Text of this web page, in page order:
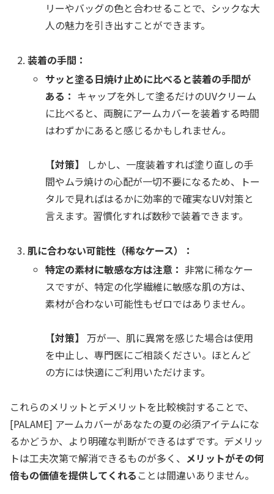
リーやバッグの色と合わせることで、シックな大
人の魅力を引き出すことができます。
装着の手間：
サッと塗る日焼け止めに比べると装着の手間が
ある： キャップを外して塗るだけのUVクリーム
に比べると、両腕にアームカバーを装着する時間
はわずかにあると感じるかもしれません。
【対策】
しかし、一度装着すれば塗り直しの手
間やムラ焼けの心配が一切不要になるため、トー
タルで見ればはるかに効率的で確実なUV対策と
言えます。習慣化すれば数秒で装着できます。
肌に合わない可能性（稀なケース）：
特定の素材に敏感な方は注意： 非常に稀なケー
スですが、特定の化学繊維に敏感な肌の方は、
素材が合わない可能性もゼロではありません。
【対策】 万が一、肌に異常を感じた場合は使用
を中止し、専門医にご相談ください。ほとんど
の方には快適にご利用いただけます。
これらのメリットとデメリットを比較検討することで、
[PALAME] アームカバーがあなたの夏の必須アイテムにな
るかどうか、より明確な判断ができるはずです。デメリッ
トは工夫次第で解消できるものが多く、 メリットがその何
倍もの価値を提供してくれる ことは間違いありません。